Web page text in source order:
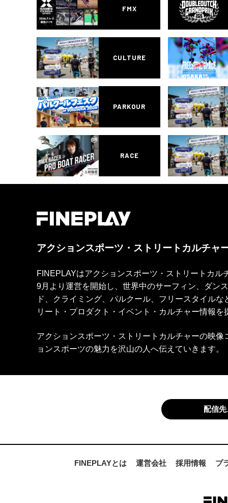
FMX
CULTURE
PARKOUR
RACE
アクションスポーツ・ストリートカルチャ
FINEPLAYはアクションスポーツ・ストリートカ
9月より運営を開始し、世界中のサーフィン、ダン
ド、クライミング、パルクール、フリースタイル
リート・プロダクト・イベント・カルチャー情報を
アクションスポーツ・ストリートカルチャーの映
ョンスポーツの魅力を沢山の人へ伝えていきます。
配信
FINEPLAYとは 運営会社 採用情報 プ